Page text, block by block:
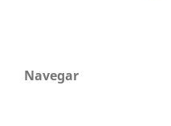
Navegar